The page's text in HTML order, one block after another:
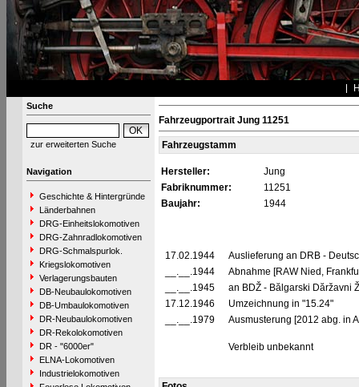
Suche
zur erweiterten Suche
Navigation
Geschichte & Hintergründe
Länderbahnen
DRG-Einheitslokomotiven
DRG-Zahnradlokomotiven
DRG-Schmalspurlok.
Kriegslokomotiven
Verlagerungsbauten
DB-Neubaulokomotiven
DB-Umbaulokomotiven
DR-Neubaulokomotiven
DR-Rekolokomotiven
DR - "6000er"
ELNA-Lokomotiven
Industrielokomotiven
Fahrzeugportrait Jung 11251
Fahrzeugstamm
Hersteller:
Jung
Fabriknummer:
11251
Baujahr:
1944
17.02.1944
Auslieferung an DRB -
__.__.1944
Abnahme [RAW Nied,
__.__.1945
an BDŽ - Bălgarski Dăržavni
17.12.1946
Umzeichnung in "15.24"
__.__.1979
Ausmusterung [2012 abg. in
Verbleib unbekannt